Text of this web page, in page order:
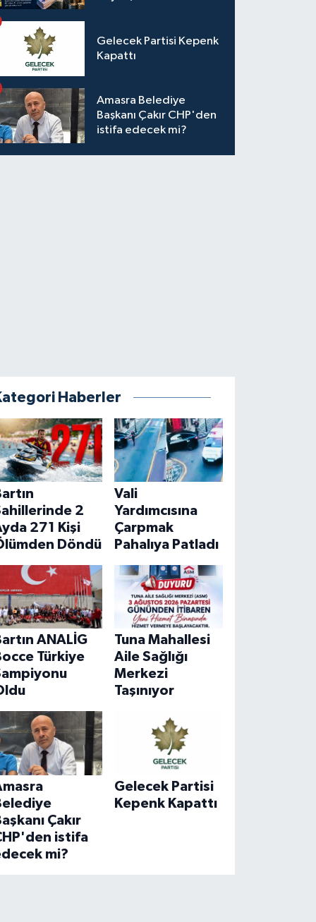
Gelecek Partisi Kepenk
Kapattı
Amasra Belediye
Başkanı Çakır CHP'den
istifa edecek mi?
Haberler
2
271 Kişi
Döndü
Vali
Yardımcısına
Çarpmak
Pahalıya Patladı
ANALİG
Türkiye
Tuna Mahallesi
Aile Sağlığı
Merkezi
Taşınıyor
Çakır
istifa
mi?
Gelecek Partisi
Kepenk Kapattı